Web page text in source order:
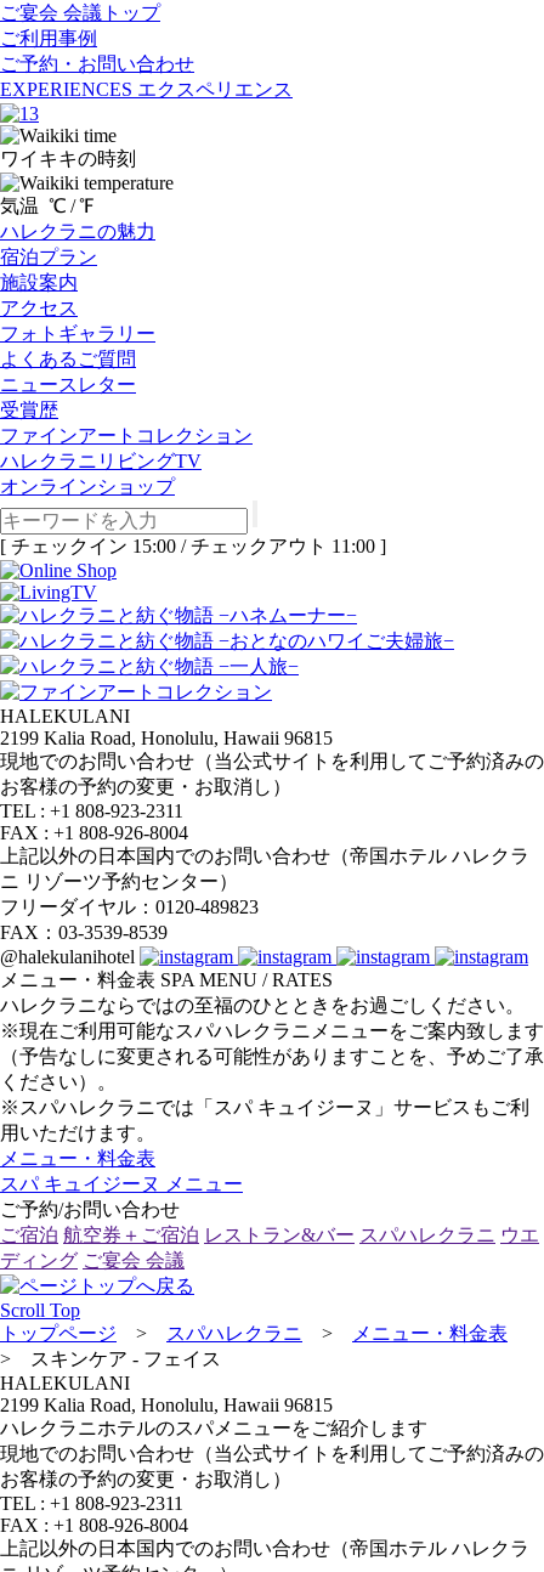
ご宴会 会議トップ
ご利用事例
ご予約・お問い合わせ
EXPERIENCES エクスペリエンス
ワイキキの時刻
気温 ℃ /℉
ハレクラニの魅力
宿泊プラン
施設案内
アクセス
フォトギャラリー
よくあるご質問
ニュースレター
受賞歴
ファインアートコレクション
ハレクラニリビングTV
オンラインショップ
[ チェックイン 15:00 / チェックアウト 11:00 ]
HALEKULANI
2199 Kalia Road, Honolulu, Hawaii 96815
現地でのお問い合わせ（当公式サイトを利用してご予約済みの
お客様の予約の変更・お取消し）
TEL : +1 808-923-2311
FAX : +1 808-926-8004
上記以外の日本国内でのお問い合わせ（帝国ホテル ハレクラ
ニ リゾーツ予約センター）
フリーダイヤル：0120-489823
FAX：03-3539-8539
@halekulanihotel
メニュー・料金表 SPA MENU / RATES
ハレクラニならではの至福のひとときをお過ごしください。
※現在ご利用可能なスパハレクラニメニューをご案内致します
（予告なしに変更される可能性がありますことを、予めご了承
ください）。
※スパハレクラニでは「スパ キュイジーヌ」サービスもご利
用いただけます。
メニュー・料金表
スパ キュイジーヌ メニュー
ご予約/お問い合わせ
ご宿泊 航空券＋ご宿泊 レストラン&バー スパハレクラニ ウエ
ディング ご宴会 会議
Scroll Top
トップページ > スパハレクラニ >
メニュー・料金表
>
スキンケア - フェイス
HALEKULANI
2199 Kalia Road, Honolulu, Hawaii 96815
ハレクラニホテルのスパメニューをご紹介します
現地でのお問い合わせ（当公式サイトを利用してご予約済みの
お客様の予約の変更・お取消し）
TEL : +1 808-923-2311
FAX : +1 808-926-8004
上記以外の日本国内でのお問い合わせ（帝国ホテル ハレクラ